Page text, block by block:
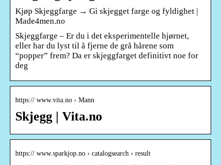
Kjøp Skjeggfarge → Gi skjegget farge og fyldighet |
Made4men.no
Skjeggfarge – Er du i det eksperimentelle hjørnet,
eller har du lyst til å fjerne de grå hårene som
“popper” frem? Da er skjeggfarget definitivt noe for
deg
https:// www.vita.no › Mann
Skjegg | Vita.no
https:// www.sparkjop.no › catalogsearch › result